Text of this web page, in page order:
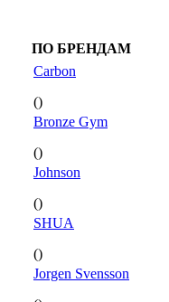
ПО БРЕНДАМ
Carbon
()
Bronze Gym
()
Johnson
()
SHUA
()
Jorgen Svensson